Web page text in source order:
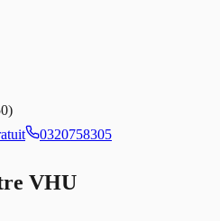
0320758305
VHU